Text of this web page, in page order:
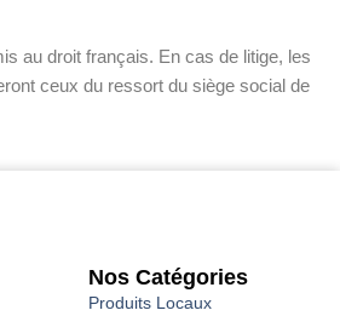
au droit français. En cas de litige, les
ceux du ressort du siège social de
Nos Catégories
Produits Locaux